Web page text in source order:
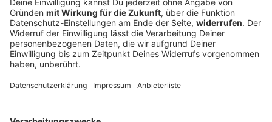
Messi reist zur Trauerfeier seines Vaters nach
Argentinien
Jorge Messi begleitete seinen Sohn von den Anfängen
bis zum Wechsel zu Inter Miami. Nun ist er gestorben.